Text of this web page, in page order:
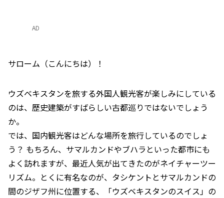
AD
サローム（こんにちは）！
ウズベキスタンを旅する外国人観光客が楽しみにしている
のは、歴史建築がすばらしい古都巡りではないでしょう
か。
では、国内観光客はどんな場所を旅行しているのでしょ
う？ もちろん、サマルカンドやブハラといった都市にも
よく訪れますが、最近人気が出てきたのがネイチャーツー
リズム。とくに有名なのが、タシケントとサマルカンドの
間のジザフ州に位置する、「ウズベキスタンのスイス」の